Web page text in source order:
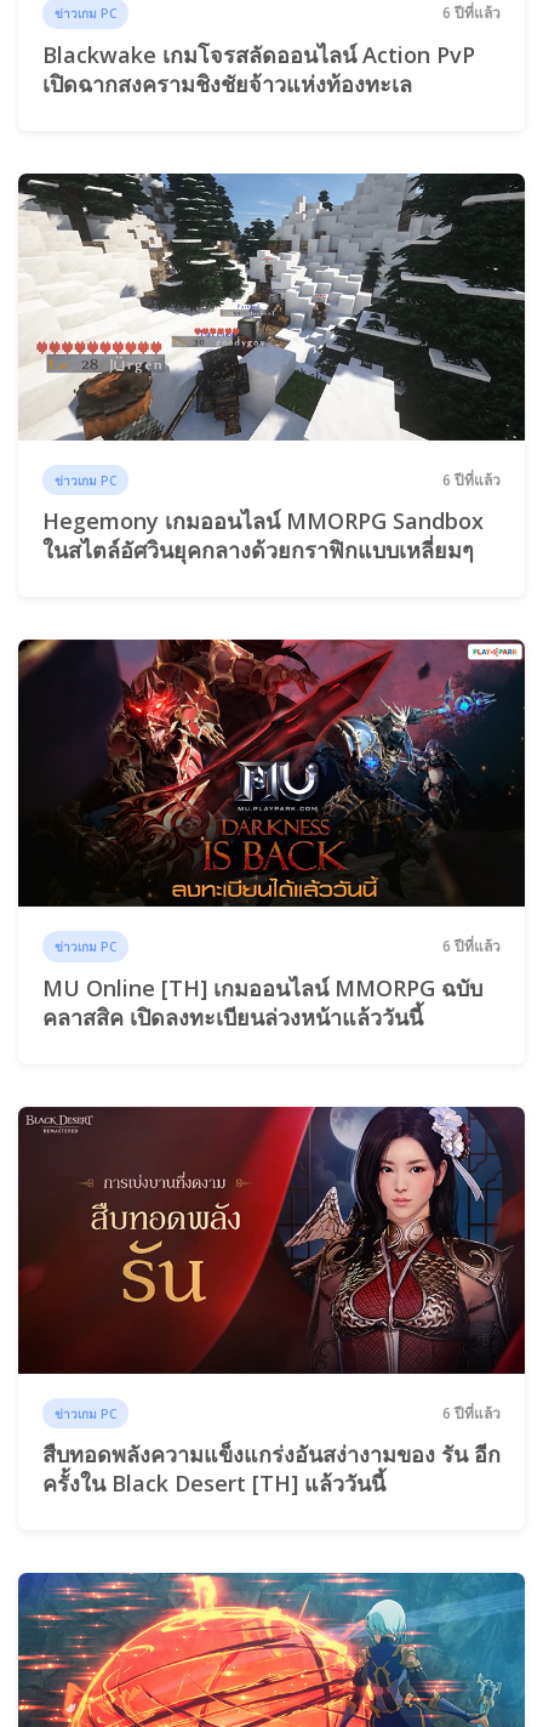
ข่าวเกม PC 6 ปีที่แล้ว
Blackwake เกมโจรสลัดออนไลน์ Action PvP
เปิดฉากสงครามชิงชัยจ้าวแห่งท้องทะเล
ข่าวเกม PC 6 ปีที่แล้ว
Hegemony เกมออนไลน์ MMORPG Sandbox
ในสไตล์อัศวินยุคกลางด้วยกราฟิกแบบเหลี่ยมๆ
ข่าวเกม PC 6 ปีที่แล้ว
MU Online [TH] เกมออนไลน์ MMORPG ฉบับ
คลาสสิค เปิดลงทะเบียนล่วงหน้าแล้ววันนี้
ข่าวเกม PC 6 ปีที่แล้ว
สืบทอดพลังความแข็งแกร่งอันสง่างามของ รัน อีก
ครั้งใน Black Desert [TH] แล้ววันนี้